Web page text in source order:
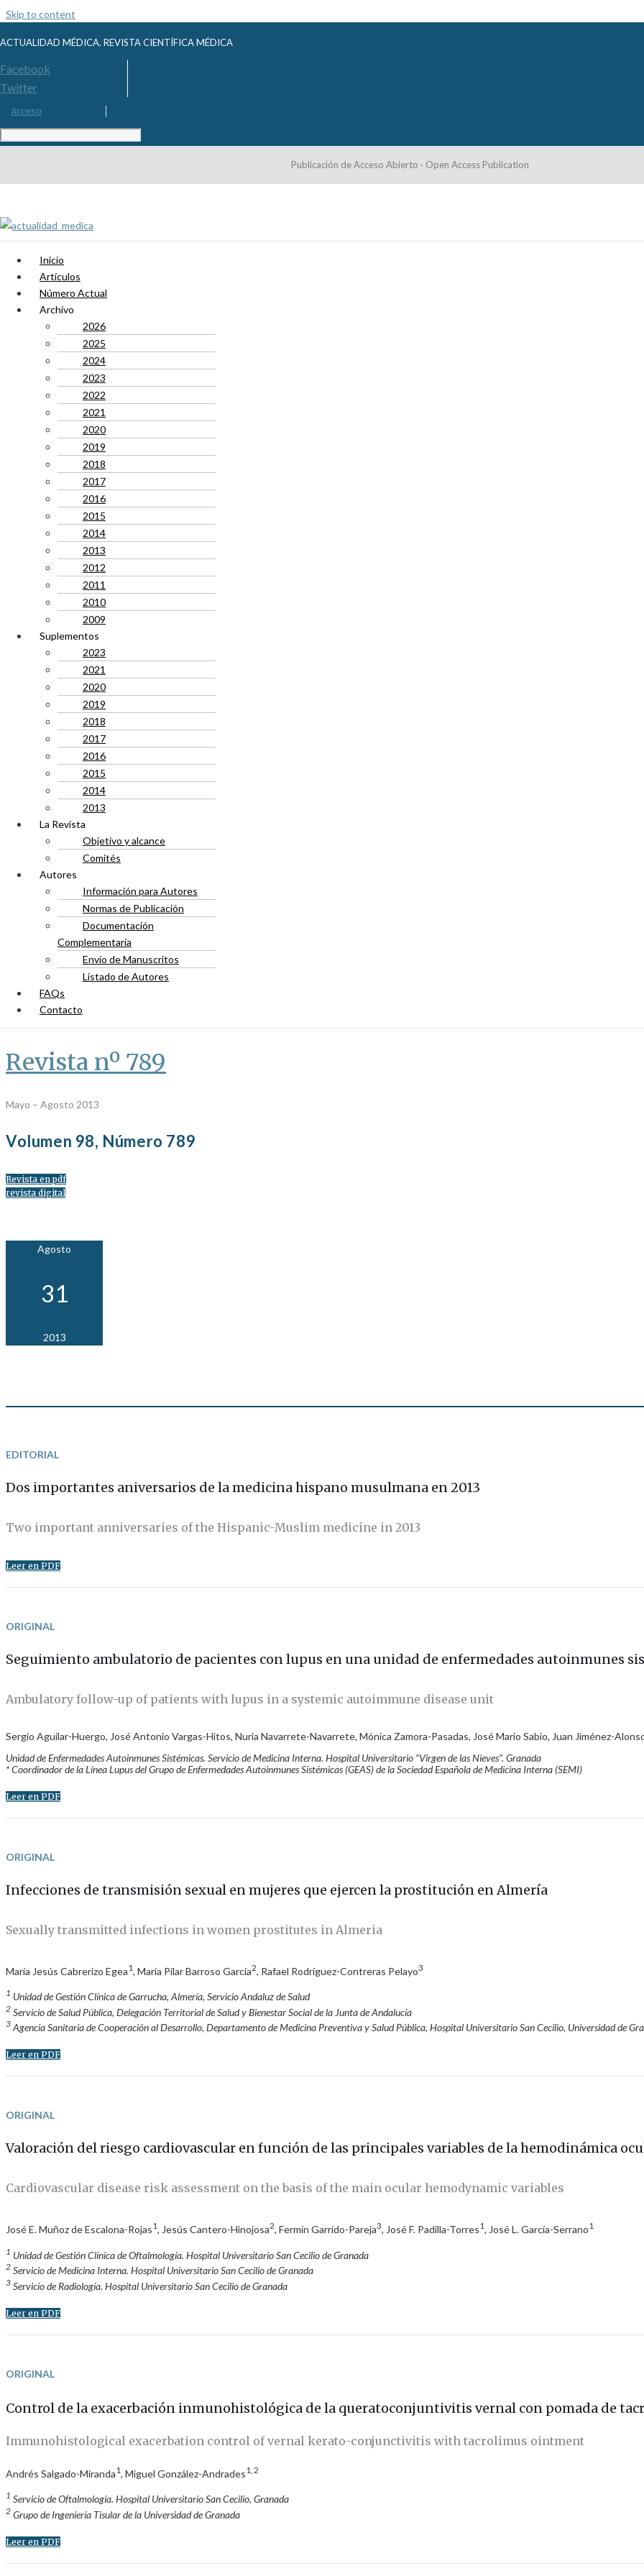
Skip to content
ACTUALIDAD MÉDICA. REVISTA CIENTÍFICA MÉDICA
Facebook
Twitter
Acceso
Publicación de Acceso Abierto · Open Access Publication
Inicio
Artículos
Número Actual
Archivo
2026
2025
2024
2023
2022
2021
2020
2019
2018
2017
2016
2015
2014
2013
2012
2011
2010
2009
Suplementos
2023
2021
2020
2019
2018
2017
2016
2015
2014
2013
La Revista
Objetivo y alcance
Comités
Autores
Información para Autores
Normas de Publicación
Documentación
Complementaria
Envío de Manuscritos
Listado de Autores
FAQs
Contacto
Revista nº 789
Mayo – Agosto 2013
Volumen 98, Número 789
Revista en pdf
revista digital
Agosto
31
2013
EDITORIAL
Dos importantes aniversarios de la medicina hispano musulmana en 2013
Two important anniversaries of the Hispanic-Muslim medicine in 2013
Leer en PDF
ORIGINAL
Seguimiento ambulatorio de pacientes con lupus en una unidad de enfermedades autoinmunes
Ambulatory follow-up of patients with lupus in a systemic autoimmune disease unit
Sergio Aguilar-Huergo, José Antonio Vargas-Hitos, Nuria Navarrete-Navarrete, Mónica Zamora-Pasadas, José Mario Sabio, Juan Jiménez-
Unidad de Enfermedades Autoinmunes Sistémicas. Servicio de Medicina Interna. Hospital Universitario “Virgende las Nieves”. Granada
* Coordinador de la Línea Lupus del Grupo de Enfermedades Autoinmunes Sistémicas (GEAS) de la Sociedad Española de Medicina Interna (SEMI)
Leer en PDF
ORIGINAL
Infecciones de transmisión sexual en mujeres que ejercen la prostitución en Almería
Sexually transmitted infections in women prostitutes in Almeria
María Jesús Cabrerizo Egea1 , María Pilar Barroso García2 , Rafael Rodríguez-Contreras Pelayo3
1 Unidad de Gestión Clínica de Garrucha, Almería, Servicio Andaluz de Salud
2 Servicio de Salud Pública, Delegación Territorial de Salud y Bienestar Social de la Junta de Andalucía
3 Agencia Sanitaria de Cooperación al Desarrollo, Departamento de Medicina Preventiva y Salud Pública, Hospital Universitario San Cecilio, Universidad de
Leer en PDF
ORIGINAL
Valoración del riesgo cardiovascular en función de las principales variables de la hemodinámica
Cardiovascular disease risk assessment on the basis of the main ocular hemodynamic variables
José E. Muñoz de Escalona-Rojas1, Jesús Cantero-Hinojosa2, Fermín Garrido-Pareja3, José F. Padilla-Torres1, José L. García-Serrano1
1 Unidad de Gestión Clínica de Oftalmología. Hospital Universitario San Cecilio de Granada
2 Servicio de Medicina Interna. Hospital Universitario San Cecilio de Granada
3 Servicio de Radiología. Hospital Universitario San Cecilio de Granada
Leer en PDF
ORIGINAL
Control de la exacerbación inmunohistológica de la queratoconjuntivitis vernal con pomada de
Immunohistological exacerbation control of vernal kerato-conjunctivitis with tacrolimus ointment
Andrés Salgado-Miranda1, Miguel González-Andrades1, 2
1 Servicio de Oftalmología. Hospital Universitario San Cecilio, Granada
2 Grupo de Ingeniería Tisular de la Universidad de Granada
Leer en PDF